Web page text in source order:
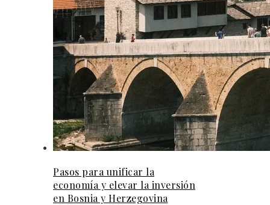
Pasos para unificar la
economía y elevar la inversión
en Bosnia y Herzegovina